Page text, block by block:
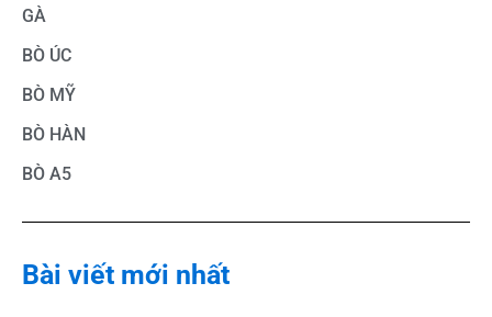
GÀ
BÒ ÚC
BÒ MỸ
BÒ HÀN
BÒ A5
Bài viết mới nhất